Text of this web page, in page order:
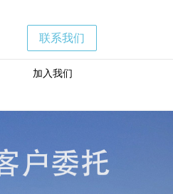
联系我们
加入我们